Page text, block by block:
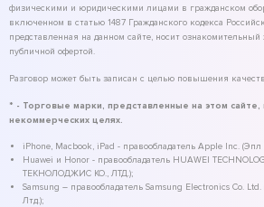
физическими и юридическими лицами в гражданском
включенном в статью 1487 Гражданского кодекса
представленная на данном сайте, носит
публичной офертой.
Разговор может быть записан с целью повышения
* - Торговые марки, представленные на этом сайте,
некоммерческих целях.
iPhone, Macbook, iPad - правообладатель Apple Inc. (Эпл
Huawei и Honor - правообладатель HUAWEI
ТЕКНОЛОДЖИС КО., ЛТД.);
Samsung – правообладатель Samsung Electronics Co.
Лтд.);